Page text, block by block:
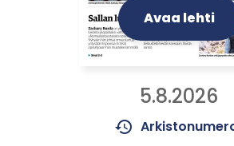
Avaa lehti
5.8.2026
history